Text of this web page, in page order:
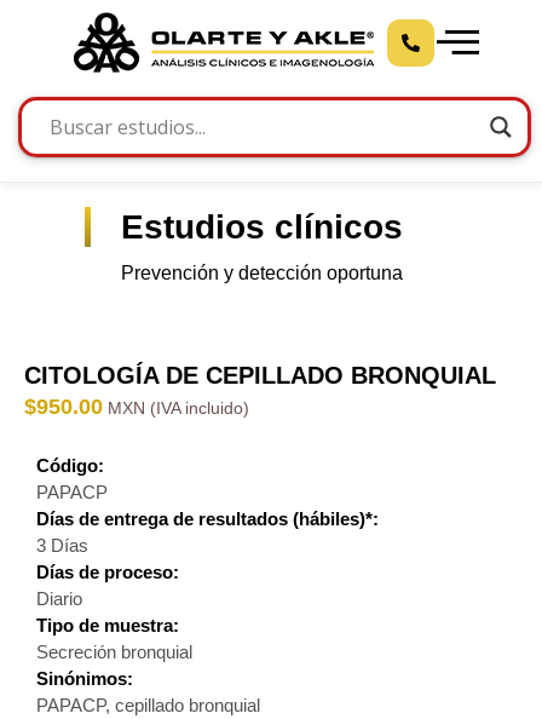
Estudios clínicos
Prevención y detección oportuna
CITOLOGÍA DE CEPILLADO BRONQUIAL
$950.00
Código:
PAPACP
Días de entrega de resultados (hábiles)*:
3 Días
Días de proceso:
Diario
Tipo de muestra:
Secreción bronquial
Sinónimos:
PAPACP, cepillado bronquial